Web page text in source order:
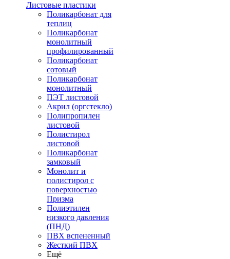
Листовые пластики
Поликарбонат для
теплиц
Поликарбонат
монолитный
профилированный
Поликарбонат
сотовый
Поликарбонат
монолитный
ПЭТ листовой
Акрил (оргстекло)
Полипропилен
листовой
Полистирол
листовой
Поликарбонат
замковый
Монолит и
полистирол с
поверхностью
Призма
Полиэтилен
низкого давления
(ПНД)
ПВХ вспененный
Жесткий ПВХ
Ещё